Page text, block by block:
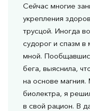
Сейчас многие
укрепления
трусцой. Иногда
судорог и спазм в
мной.
бега, выяснила,
на основе магния.
биолектра, я
в свой рацион. В